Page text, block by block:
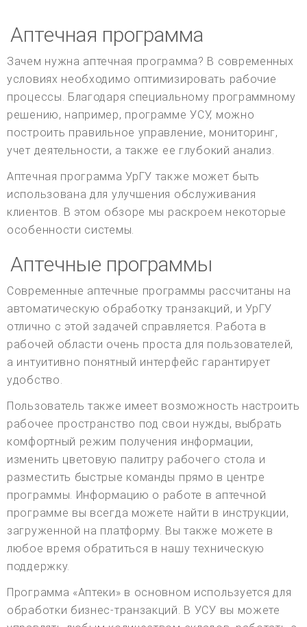
Аптечная программа
Зачем нужна аптечная программа? В современных
условиях необходимо оптимизировать рабочие
процессы. Благодаря специальному программному
решению, например, программе УСУ, можно
построить правильное управление, мониторинг,
учет деятельности, а также ее глубокий анализ.
Аптечная программа УрГУ также может быть
использована для улучшения обслуживания
клиентов. В этом обзоре мы раскроем некоторые
особенности системы.
Аптечные программы
Современные аптечные программы рассчитаны на
автоматическую обработку транзакций, и УрГУ
отлично с этой задачей справляется. Работа в
рабочей области очень проста для пользователей,
а интуитивно понятный интерфейс гарантирует
удобство.
Пользователь также имеет возможность настроить
рабочее пространство под свои нужды, выбрать
комфортный режим получения информации,
изменить цветовую палитру рабочего стола и
разместить быстрые команды прямо в центре
программы. Информацию о работе в аптечной
программе вы всегда можете найти в инструкции,
загруженной на платформу. Вы также можете в
любое время обратиться в нашу техническую
поддержку.
Программа «Аптеки» в основном используется для
обработки бизнес-транзакций. В УСУ вы можете